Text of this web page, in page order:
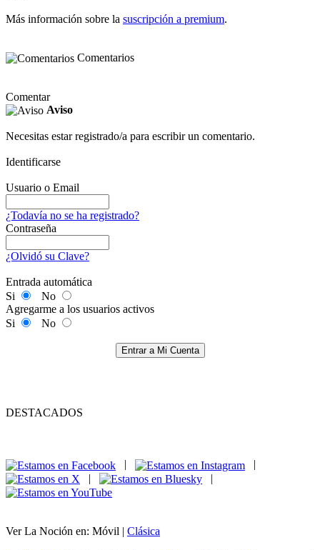
Más información sobre la suscripción a premium.
Comentarios
Comentar
Aviso
Necesitas estar registrado/a para escribir un comentario.
Identificarse
Usuario o Email
¿Todavía no se ha registrado?
Contraseña
¿Olvidó su Clave?
Entrada automática
Si
No
Agregarme a los usuarios activos
Si
No
Entrar a Mi Cuenta
DESTACADOS
|
|
Ver La Noción en: Móvil | Clásica